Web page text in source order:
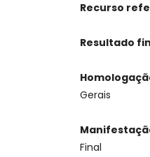
Recurso
Resultado
Gerais
Final